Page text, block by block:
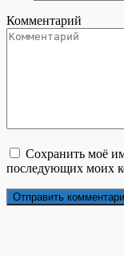
Комментарий
Сохранить моё
последующих моих